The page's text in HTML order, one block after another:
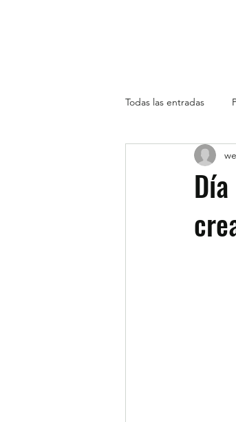
Todas las entradas